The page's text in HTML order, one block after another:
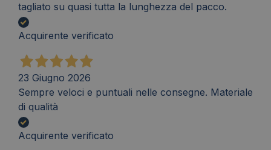
tagliato su quasi tutta la lunghezza del pacco.
Acquirente verificato
23 Giugno 2026
Sempre veloci e puntuali nelle consegne. Materiale
di qualità
Acquirente verificato